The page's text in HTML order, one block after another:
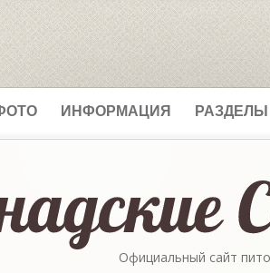
ИНФОРМАЦИЯ РАЗДЕЛЫ
Официальный сайт